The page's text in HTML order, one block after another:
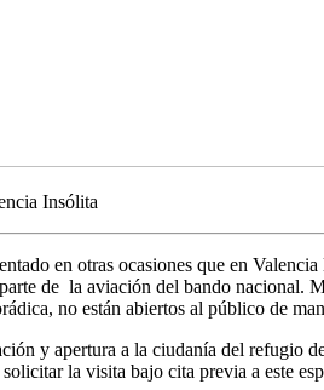
Insólita
en otras ocasiones que en
de la aviación del bando nacional.
no están abiertos al público de
y apertura a la ciudanía del refugio
solicitar la visita bajo cita previa a este